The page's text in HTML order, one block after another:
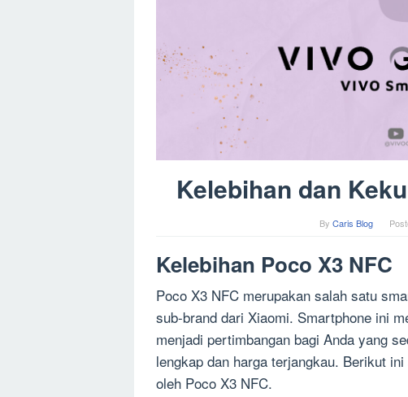
Kelebihan dan
By Caris Blog
Kelebihan Poco X3 NFC
Poco X3 NFC merupakan salah satu
sub-brand dari Xiaomi. Smartphone ini
menjadi pertimbangan bagi Anda yang
lengkap dan harga terjangkau. Berikut
oleh Poco X3 NFC.